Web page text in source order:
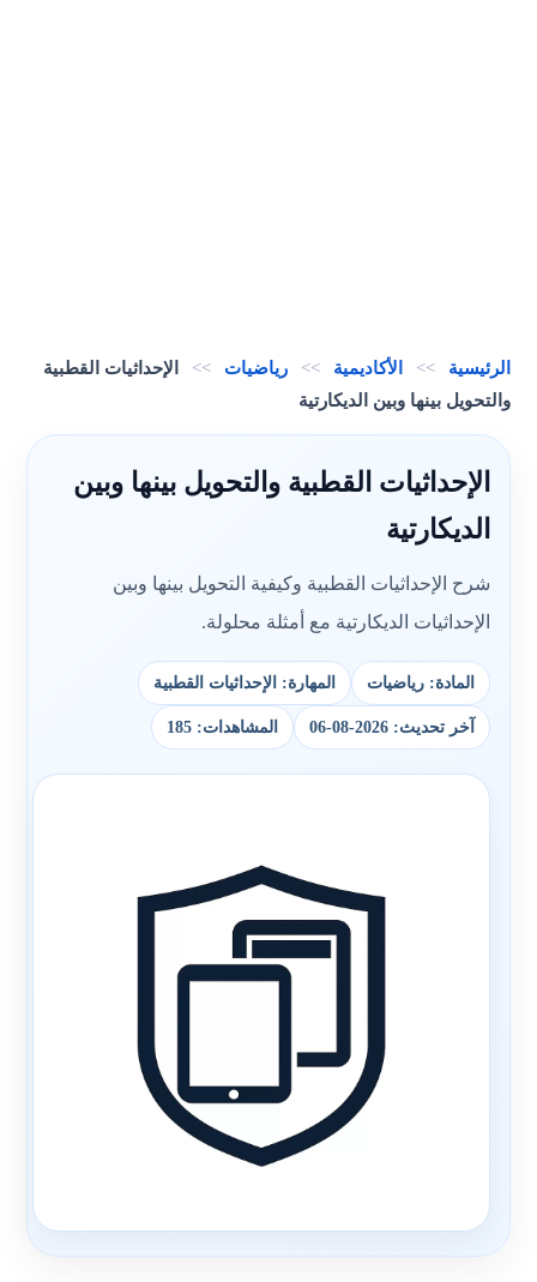
الرئيسية >> الأكاديمية >> رياضيات >>
الإحداثيات القطبية
والتحويل بينها وبين الديكارتية
الإحداثيات القطبية والتحويل بينها وبين
الديكارتية
شرح الإحداثيات القطبية وكيفية التحويل بينها وبين
الإحداثيات الديكارتية مع أمثلة محلولة.
المادة: رياضيات المهارة: الإحداثيات القطبية
آخر تحديث: 2026-08-06 المشاهدات: 185